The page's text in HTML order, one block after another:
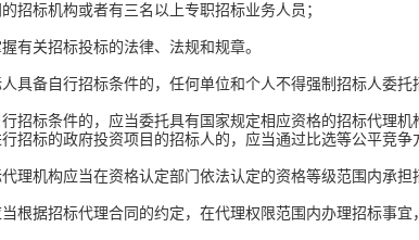
标机构或者有三名以上专职招标业务人员；
关招标投标的法律、法规和规章。
自行招标条件的，任何单位和个人不得强制招标人委托
标条件的，应当委托具有国家规定相应资格的招标代理机
招标的政府投资项目的招标人的，应当通过比选等公平竞
构应当在资格认定部门依法认定的资格等级范围内承担
据招标代理合同的约定，在代理权限范围内办理招标事宜